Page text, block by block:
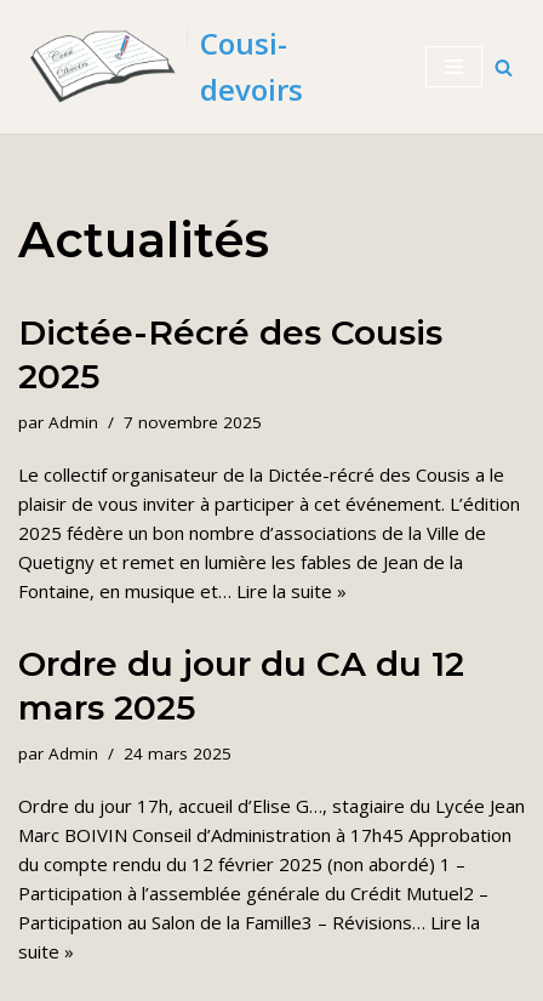
Aller
Cousi-
devoirs
Actualités
Dictée-Récré des Cousis
2025
par Admin 7 novembre 2025
Le collectif organisateur de la Dictée-récré des Cousis a le
plaisir de vous inviter à participer à cet événement. L’édition
2025 fédère un bon nombre d’associations de la Ville de
Quetigny et remet en lumière les fables de Jean de la
Fontaine, en musique et… Lire la suite »
Ordre du jour du CA du 12
mars 2025
par Admin 24 mars 2025
Ordre du jour 17h, accueil d’Elise G…, stagiaire du Lycée Jean
Marc BOIVIN Conseil d’Administration à 17h45 Approbation
du compte rendu du 12 février 2025 (non abordé) 1 –
Participation à l’assemblée générale du Crédit Mutuel2 –
Participation au Salon de la Famille3 – Révisions… Lire la
suite »